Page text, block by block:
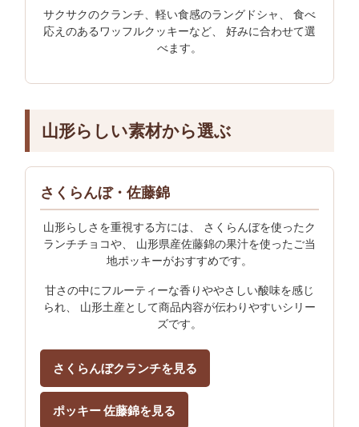
サクサクのクランチ、軽い食感のラングドシャ、 食べ
応えのあるワッフルクッキーなど、 好みに合わせて選
べます。
山形らしい素材から選ぶ
さくらんぼ・佐藤錦
山形らしさを重視する方には、 さくらんぼを使ったク
ランチチョコや、 山形県産佐藤錦の果汁を使ったご当
地ポッキーがおすすめです。
甘さの中にフルーティーな香りややさしい酸味を感じ
られ、 山形土産として商品内容が伝わりやすいシリー
ズです。
さくらんぼクランチを見る
ポッキー 佐藤錦を見る